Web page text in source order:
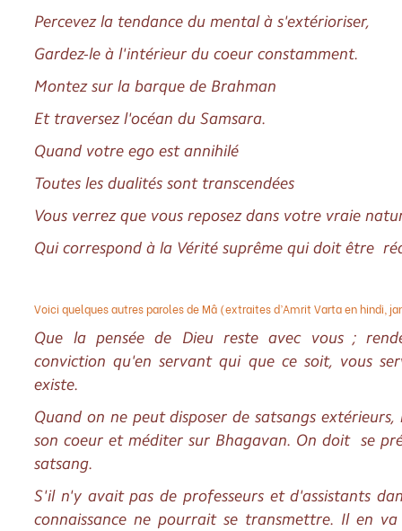
Percevez la tendance du mental à s'extérioriser,
Gardez-le à l'intérieur du coeur constamment.
Montez sur la barque de Brahman
Et traversez l'océan du Samsara.
Quand votre ego est annihilé
Toutes les dualités sont transcendées
Vous verrez que vous reposez dans votre vraie
Qui correspond à la Vérité suprême qui doit être
Voici quelques autres paroles de Mâ (extraites d’Amrit Varta en hindi,
Que la pensée de Dieu reste avec vous ;
conviction qu'en servant qui que ce soit, vous
existe.
Quand on ne peut disposer de satsangs
son coeur et méditer sur Bhagavan. On doit se
satsang.
S'il n'y avait pas de professeurs et d'assistants
connaissance ne pourrait se transmettre. Il en